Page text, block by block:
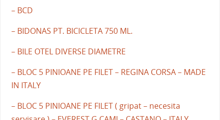
– BCD
– BIDONAS PT. BICICLETA 750 ML.
– BILE OTEL DIVERSE DIAMETRE
– BLOC 5 PINIOANE PE FILET – REGINA CORSA – MADE
IN ITALY
– BLOC 5 PINIOANE PE FILET ( gripat – necesita